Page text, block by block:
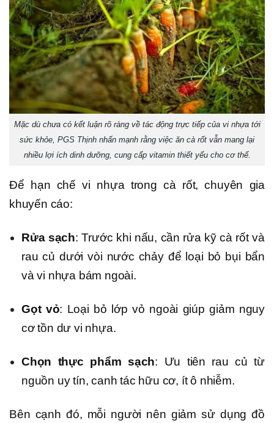
Mặc dù chưa có kết luận rõ ràng về tác động trực tiếp của vi nhựa tới
sức khỏe, PGS Thịnh nhấn mạnh rằng việc ăn cà rốt vẫn mang lại
nhiều lợi ích dinh dưỡng, cung cấp vitamin thiết yếu cho cơ thể.
Để hạn chế vi nhựa trong cà rốt, chuyên gia
khuyến cáo:
Rửa sạch: Trước khi nấu, cần rửa kỹ cà rốt và
rau củ dưới vòi nước chảy để loại bỏ bụi bẩn
và vi nhựa bám ngoài.
Gọt vỏ: Loại bỏ lớp vỏ ngoài giúp giảm nguy
cơ tồn dư vi nhựa.
Chọn thực phẩm sạch: Ưu tiên rau củ từ
nguồn uy tín, canh tác hữu cơ, ít ô nhiễm.
Bên cạnh đó, mỗi người nên giảm sử dụng đồ